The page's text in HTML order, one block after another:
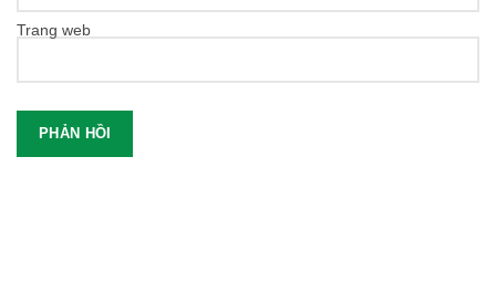
Trang web